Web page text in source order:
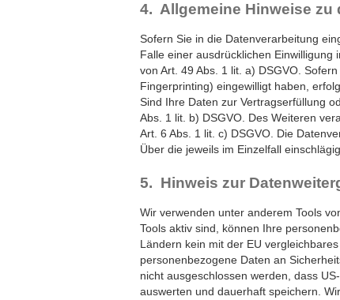
4. Allgemeine Hinweise zu
Sofern Sie in die Datenverarbeitung
Falle einer ausdrücklichen
von Art. 49 Abs. 1 lit. a) DSGVO.
Fingerprinting) eingewilligt haben,
Sind Ihre Daten zur Vertragserfüllung
Abs. 1 lit. b) DSGVO. Des Weiteren
Art. 6 Abs. 1 lit. c) DSGVO. Die
Über die jeweils im Einzelfall
5. Hinweis zur
Wir verwenden unter anderem Tools
Tools aktiv sind, können Ihre
Ländern kein mit der EU
personenbezogene Daten an
nicht ausgeschlossen werden, dass
auswerten und dauerhaft speichern.